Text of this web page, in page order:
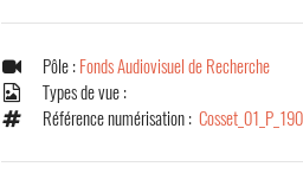
Pôle : Fonds Audiovisuel de Recherche
Types de vue :
Référence numérisation :